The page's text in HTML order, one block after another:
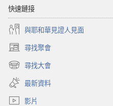
快速鏈接
與耶和華見證人見面
尋找聚會
（開
啟
新
視
窗）
尋找大會
（開
啟
新
視
最新資料
影片